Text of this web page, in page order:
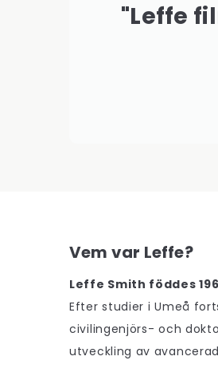
"Leffe
Vem var Leffe?
Leffe Smith föddes
Efter studier i Umeå
civilingenjörs- och
utveckling av